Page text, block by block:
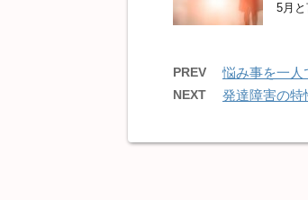
5月
PREV 悩み事を一人
NEXT 発達障害の特